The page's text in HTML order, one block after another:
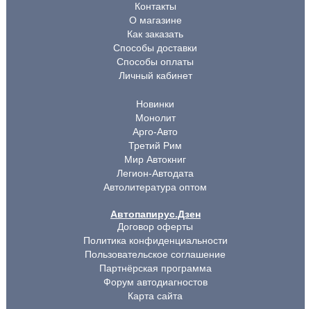
Контакты
О магазине
Как заказать
Способы доставки
Способы оплаты
Личный кабинет
Новинки
Монолит
Арго-Авто
Третий Рим
Мир Автокниг
Легион-Автодата
Автолитература оптом
Автопапирус.Дзен
Договор оферты
Политика конфиденциальности
Пользовательское соглашение
Партнёрская программа
Форум автодиагностов
Карта сайта